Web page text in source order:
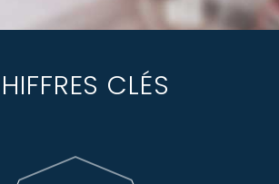
CLÉS